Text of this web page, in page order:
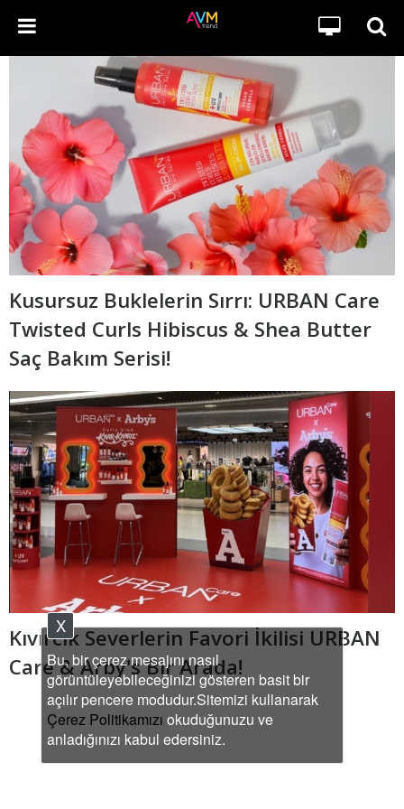
Kusursuz Buklelerin Sırrı: URBAN Care
Twisted Curls Hibiscus & Shea Butter
Saç Bakım Serisi!
Kıvırcık Severlerin Favori İkilisi URBAN
Care & Arby's Bir Arada!
Bu, bir çerez mesajını nasıl
görüntüleyebileceğinizi gösteren basit bir
açılır pencere modudur.Sitemizi kullanarak
Çerez Politikamızı okuduğunuzu ve
anladığınızı kabul edersiniz.
X